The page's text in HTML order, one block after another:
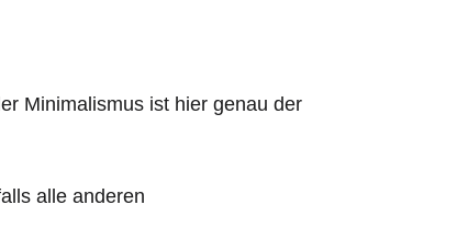
Minimalismus ist hier genau der
alle anderen